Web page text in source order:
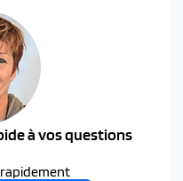
à vos questions